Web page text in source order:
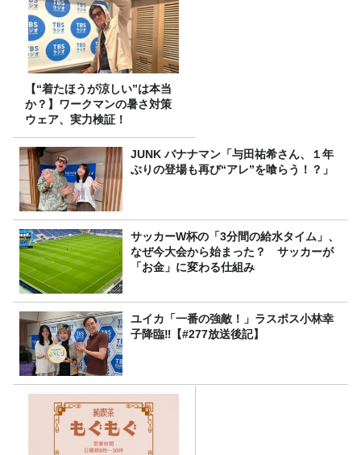
【“着たほうが涼しい”は本当
か？】ワークマンの暑さ対策
ウェア、実力検証！
JUNK バナナマン「与田祐希さん、１年
ぶりの登場も再び“アレ”を喰らう！？」
サッカーW杯の「3分間の給水タイム」、
なぜ今大会から始まった？ サッカーが
「お金」に変わる仕組み
ユイカ「一番の強敵！」ラスボス小林幸
子降臨‼【#277放送後記】